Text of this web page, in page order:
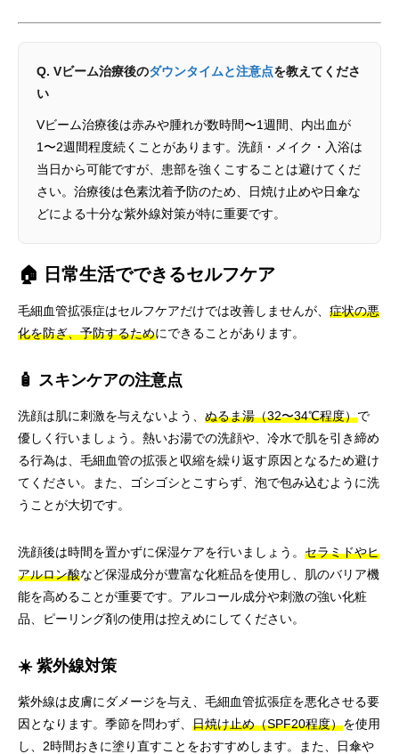
Q. Vビーム治療後のダウンタイムと注意点を教えてくださ
い
Vビーム治療後は赤みや腫れが数時間〜1週間、内出血が
1〜2週間程度続くことがあります。洗顔・メイク・入浴は
当日から可能ですが、患部を強くこすることは避けてくだ
さい。治療後は色素沈着予防のため、日焼け止めや日傘な
どによる十分な紫外線対策が特に重要です。
🏠 日常生活でできるセルフケア
毛細血管拡張症はセルフケアだけでは改善しませんが、 症状の悪
化を防ぎ、予防するためにできることがあります。
🧴 スキンケアの注意点
洗顔は肌に刺激を与えないよう、 ぬるま湯（32〜34℃程度）で
優しく行いましょう。熱いお湯での洗顔や、冷水で肌を引き締め
る行為は、毛細血管の拡張と収縮を繰り返す原因となるため避け
てください。また、ゴシゴシとこすらず、泡で包み込むように洗
うことが大切です。
洗顔後は時間を置かずに保湿ケアを行いましょう。 セラミドやヒ
アルロン酸など保湿成分が豊富な化粧品を使用し、肌のバリア機
能を高めることが重要です。アルコール成分や刺激の強い化粧
品、ピーリング剤の使用は控えめにしてください。
☀️ 紫外線対策
紫外線は皮膚にダメージを与え、毛細血管拡張症を悪化させる要
因となります。季節を問わず、 日焼け止め（SPF20程度）を使用
し、2時間おきに塗り直すことをおすすめします。また、日傘や